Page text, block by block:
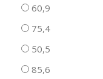
60,9
75,4
50,5
85,6